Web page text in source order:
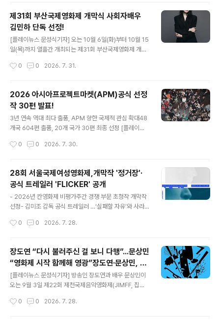
달] “야생에서 내 힘을 시험해보고 싶어”“난공불락 요새를
만들어서 내 친한 사람들만 구해줄 거야”“동물은 같이 있
어도 어색하지 않잖아”“입시에 방해만 돼 너네” 캐릭터 포
스터 5종 전격 공개! 외톨이 소녀 네 명이 야생에서 자신들
만의 안식처를 만들고, 소동물 구출 작전에 뛰어들며 벌어
했다. 공개된 캐릭터 포스터 5종은 마치 파워레인저를 연
제31회 부산국제영화제 개막식 사회자배우
김민하 단독 선정!
[플레이뉴스 문성식기자] 오는 10월 6일(화)부터 10월 15
일(목)까지 열흘간 개최되는 제31회 부산국제영화제 개막
얼굴이 된 배우, 김민하부산국제영화제의 서막을 연다 부
착시키며 국제적 위상을 더욱 공고히 하고 있다. 이 새로운
도약의 여정을 함께할 개막식 단독 사회자로 현시점 가장
또렷하게 성장하고 있는 배우 김민하를 선정했다. 김민하
는 2016년 데뷔한 이후, 스크린과 TV를 넘나들며 자신만
의 필모그래피를 차근히 쌓아왔다. 특히 세계적으로 화제
역을 맡아 시대의 격랑 속에서도 강인한 삶을 살아가는 인
0 0 2026. 7. 31.
2026 아시아프로젝트마켓(APM)공식 선정
작 30편 발표!
3년 연속 역대 최다 출품, APM 향한 국제적 관심 확대48
개국 604편 출품, 20개 국가 30편 최종 선정 [플레이뉴
흘간 열리는 2026 아시아프로젝트마켓(Asian Project
했다. 아시아콘텐츠&필름마켓(Asian Contents & Film
Market, 이하 ACFM)의 근간을 이루는 프로그램 중 하나
인 APM은 기획·개발·제작 단계의 아시아 장편영화 프로젝
트를 대상으로 하는 투자·공동제작 플랫폼이다. 매년 뚜렷
한 작가적 개성을 지닌 신작과 폭넓은 관객층을 향한 프로
세일즈 관계자와의 비즈니스미팅을 주선하며,..
0 0 2026. 7. 30.
28회 서울국제여성영화제,개막작 '정거장'·
공식 트레일러 'FLICKER' 공개
- 2026년 칸영화제 비평가주간 경쟁 부문 초청작 개막작
선정- 김미조 감독 공식 트레일러 …‘실패할 자유’와 사라
20일 개막하는 28회 서울국제여성영화제(집행위원장 황
개막작으로 선정하고, 김미조 감독이 연출한 공식 트레일
러 'FLICKER'를 공개했다. 영화제의 첫 상영을 여는 개막
작과 영화제 기간 각 작품의 상영에 앞서 관객과 만나는 공
식 트레일러는, 흔들림과 실패를 새로운 가능성의 출발점
으로 바라보는 올해의 슬로건 ‘F를 상상하다(Reimaginin
금지, 정치 금지”전쟁 한가운데 여성들이 지켜온 공간'정거
0 0 2026. 7. 28.
장도연 “다시 불러주신 걸 보니 다행”...문상민
“영화제 시작 함께해 영광”장도연·문상민, JI
MFF 2026 개막식 사회장도연 2년 연속·문
상민 합류…장항준 집행위원장 “두 사람의 호
흡으로 더욱 재미있는 개막식 기대”
[플레이뉴스 문성식기자] 방송인 장도연과 배우 문상민이
오는 9월 3일 제22회 제천국제음악영화제(JIMFF, 집행
막식을 재치 있고 안정적인 진행으로 이끈 장도연이 2년
0 0 2026. 7. 28.